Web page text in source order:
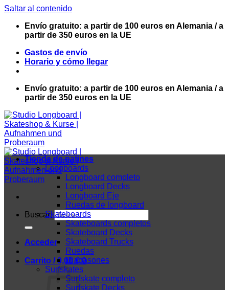
Saltar al contenido
Envío gratuito: a partir de 100 euros en Alemania / a
partir de 350 euros en la UE
Gastos de envío
Horario y cómo llegar
Envío gratuito: a partir de 100 euros en Alemania / a
partir de 350 euros en la UE
Buscar:
Acceder
Carrito /0,00€ 0
Tienda de patines
Longboards
Longboard completo
Longboard Decks
Longboard Eje
Ruedas de longboard
Skateboards
Skateboards completos
Skateboard Decks
Skateboard Trucks
Ruedas
Diapasones
Surfskates
Surfskate completo
Surfskate Decks